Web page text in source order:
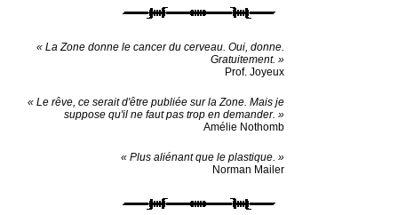
« La Zone donne le cancer du cerveau. Oui, donne.
Gratuitement. »
Prof. Joyeux
« Le rêve, ce serait d'être publiée sur la Zone. Mais je
suppose qu'il ne faut pas trop en demander. »
Amélie Nothomb
« Plus aliénant que le plastique. »
Norman Mailer